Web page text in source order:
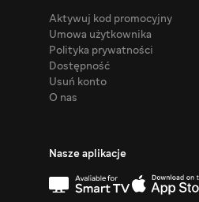
Aktywuj kod promocyjny
Umowa użytkownika
Polityka prywatności
Dostępność
Usuń konto
O nas
Nasze aplikacje